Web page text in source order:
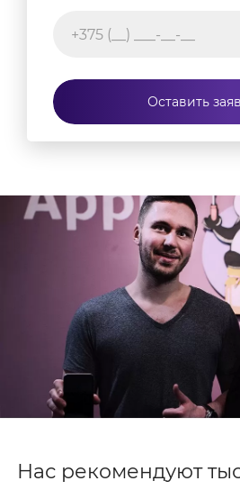
Оставить
Нас рекомендуют